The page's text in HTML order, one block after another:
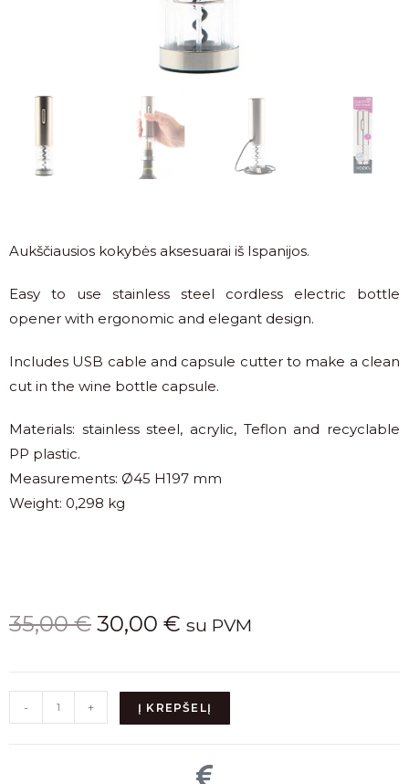
Aukščiausios kokybės aksesuarai iš Ispanijos.
Easy to use stainless steel cordless electric bottle
opener with ergonomic and elegant design.
Includes USB cable and capsule cutter to make a clean
cut in the wine bottle capsule.
Materials: stainless steel, acrylic, Teflon and recyclable
PP plastic.
Measurements: Ø45 H197 mm
Weight: 0,298 kg
35,00€ 30,00 € su PVM
- + Į KREPŠELĮ